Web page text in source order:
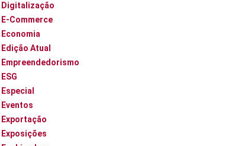
Digitalização
E-Commerce
Economia
Edição Atual
Empreendedorismo
ESG
Especial
Eventos
Exportação
Exposições